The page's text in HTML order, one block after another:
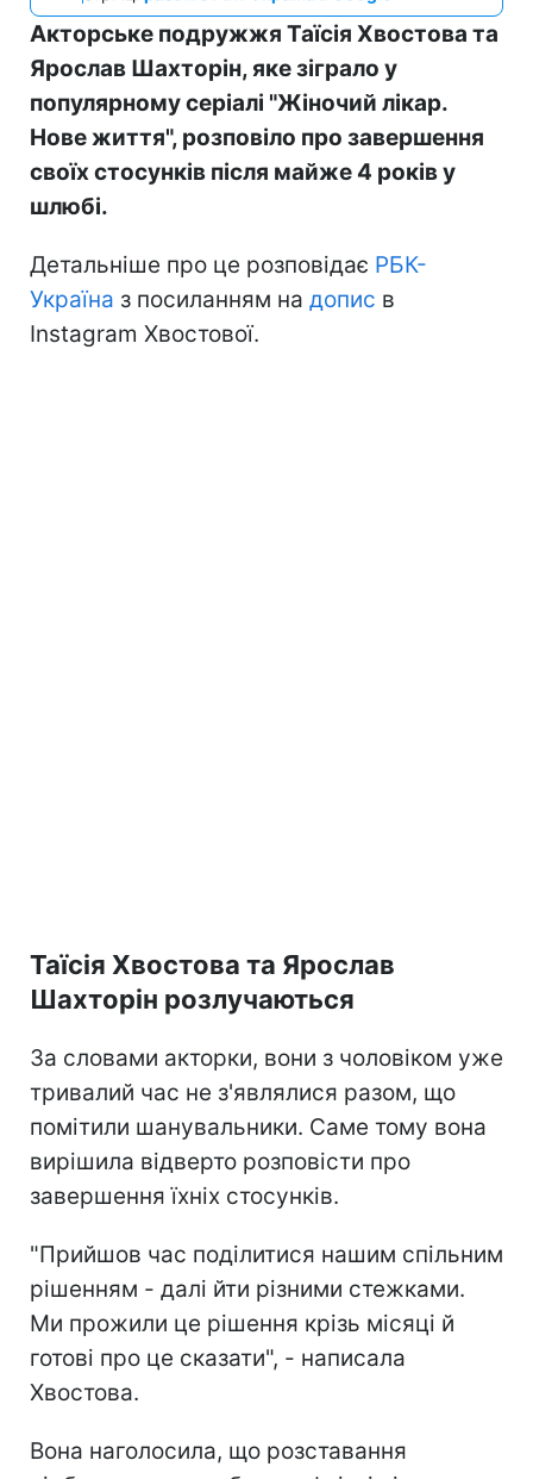
Акторське подружжя Таїсія Хвостова та
Ярослав Шахторін, яке зіграло у
популярному серіалі "Жіночий лікар.
Нове життя", розповіло про завершення
своїх стосунків після майже 4 років у
шлюбі.
Детальніше про це розповідає РБК-
Україна з посиланням на допис в
Instagram Хвостової.
Таїсія Хвостова та Ярослав
Шахторін розлучаються
За словами акторки, вони з чоловіком уже
тривалий час не з'являлися разом, що
помітили шанувальники. Саме тому вона
вирішила відверто розповісти про
завершення їхніх стосунків.
"Прийшов час поділитися нашим спільним
рішенням - далі йти різними стежками.
Ми прожили це рішення крізь місяці й
готові про це сказати", - написала
Хвостова.
Вона наголосила, що розставання